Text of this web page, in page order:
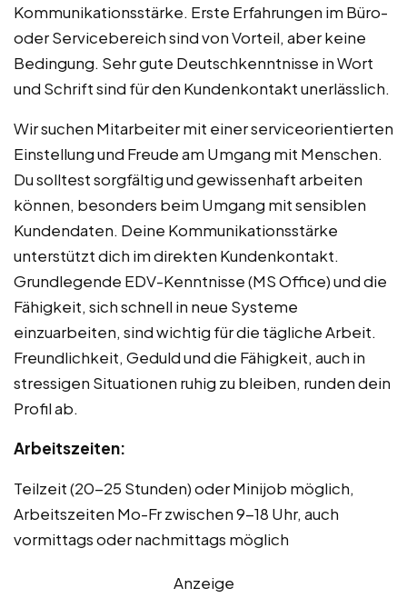
Kommunikationsstärke. Erste Erfahrungen im Büro-
oder Servicebereich sind von Vorteil, aber keine
Bedingung. Sehr gute Deutschkenntnisse in Wort
und Schrift sind für den Kundenkontakt unerlässlich.
Wir suchen Mitarbeiter mit einer serviceorientierten
Einstellung und Freude am Umgang mit Menschen.
Du solltest sorgfältig und gewissenhaft arbeiten
können, besonders beim Umgang mit sensiblen
Kundendaten. Deine Kommunikationsstärke
unterstützt dich im direkten Kundenkontakt.
Grundlegende EDV-Kenntnisse (MS Office) und die
Fähigkeit, sich schnell in neue Systeme
einzuarbeiten, sind wichtig für die tägliche Arbeit.
Freundlichkeit, Geduld und die Fähigkeit, auch in
stressigen Situationen ruhig zu bleiben, runden dein
Profil ab.
Arbeitszeiten:
Teilzeit (20-25 Stunden) oder Minijob möglich,
Arbeitszeiten Mo-Fr zwischen 9-18 Uhr, auch
vormittags oder nachmittags möglich
Anzeige